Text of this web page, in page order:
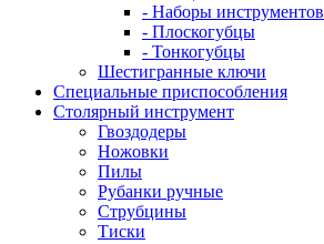
- Наборы инструментов
- Плоскогубцы
- Тонкогубцы
Шестигранные ключи
Специальные приспособления
Столярный инструмент
Гвоздодеры
Ножовки
Пилы
Рубанки ручные
Струбцины
Тиски